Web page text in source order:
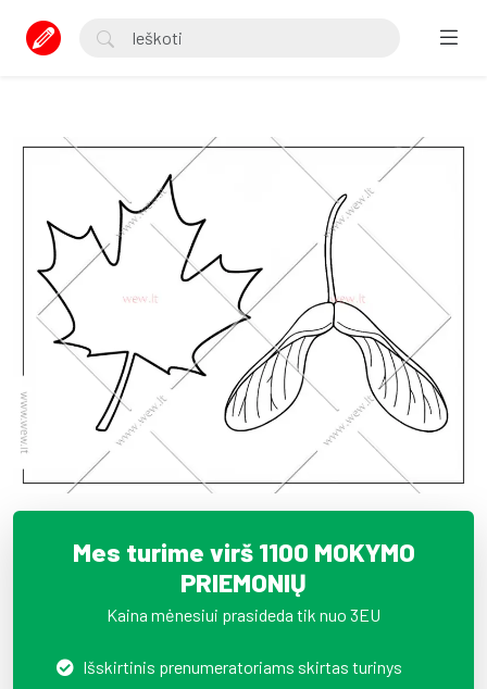
Mes turime virš 1100 MOKYMO
PRIEMONIŲ
Kaina mėnesiui prasideda tik nuo 3EU
Išskirtinis prenumeratoriams skirtas turinys